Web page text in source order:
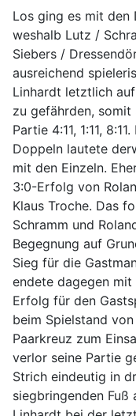
Los ging es mit den
weshalb Lutz /
Siebers /
ausreichend
Linhardt letztlich
zu gefährden, somit
Partie 4:11, 1:11,
Doppeln lautete
mit den Einzeln.
3:0-Erfolg von
Klaus Troche. Das
Schramm und
Begegnung auf
Sieg für die
endete dagegen
Erfolg für den
beim Spielstand
Paarkreuz zum
verlor seine Partie
Strich eindeutig in
siegbringenden Fuß